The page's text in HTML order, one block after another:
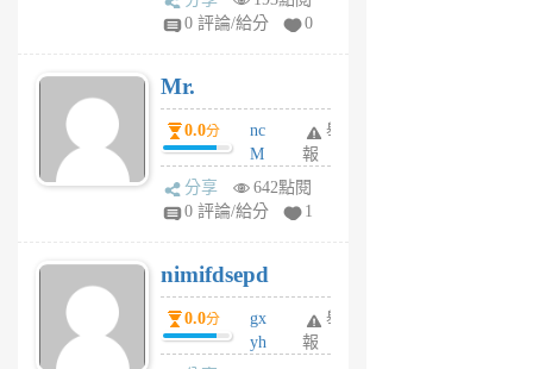
1
0 評論/給分
0
Mr.
0.0分
nc
M
U
F
U
5
個
月
舉
報
分享
642點閱
0 評論/給分
1
nimifdsepd
0.0分
gx
yh
舉
報